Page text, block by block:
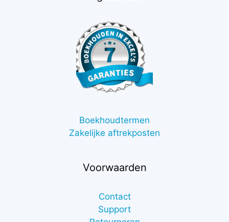
Boekhoudtermen
Zakelijke aftrekposten
Voorwaarden
Contact
Support